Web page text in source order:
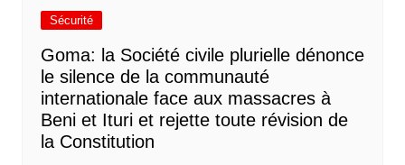
Sécurité
Goma: la Société civile plurielle dénonce
le silence de la communauté
internationale face aux massacres à
Beni et Ituri et rejette toute révision de
la Constitution